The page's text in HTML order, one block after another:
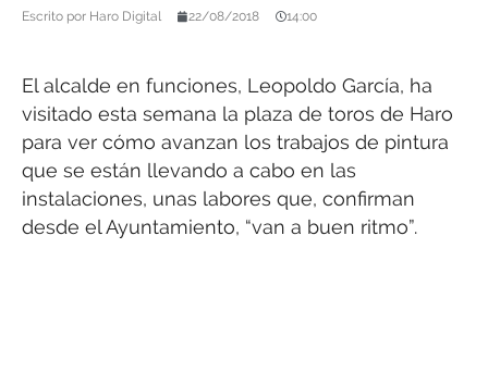
Escrito por Haro Digital 22/08/2018 14:00
El alcalde en funciones, Leopoldo García, ha
visitado esta semana la plaza de toros de Haro
para ver cómo avanzan los trabajos de pintura
que se están llevando a cabo en las
instalaciones, unas labores que, confirman
desde el Ayuntamiento, “van a buen ritmo”.